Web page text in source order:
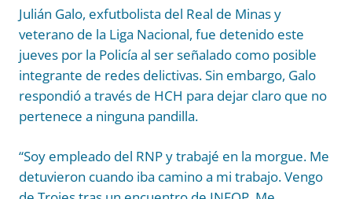
Julián Galo, exfutbolista del Real de Minas y
veterano de la Liga Nacional, fue detenido este
jueves por la Policía al ser señalado como posible
integrante de redes delictivas. Sin embargo, Galo
respondió a través de HCH para dejar claro que no
pertenece a ninguna pandilla.
“Soy empleado del RNP y trabajé en la morgue. Me
detuvieron cuando iba camino a mi trabajo. Vengo